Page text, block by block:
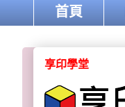
首頁
享印學堂